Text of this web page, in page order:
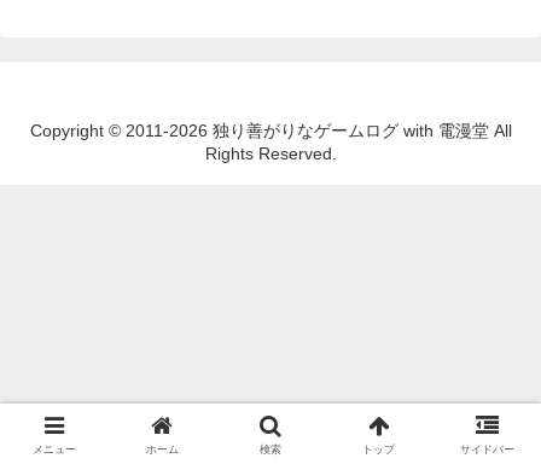
Copyright © 2011-2026 独り善がりなゲームログ with 電漫堂 All
Rights Reserved.
メニュー ホーム 検索 トップ サイドバー